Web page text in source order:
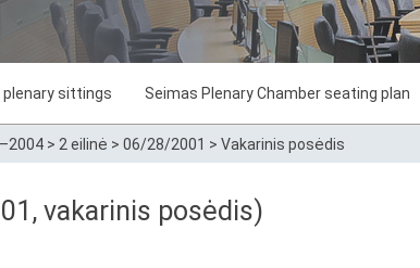
sittings Seimas Plenary Chamber seating plan
> 2 eilinė > 06/28/2001 > Vakarinis posėdis
vakarinis posėdis)